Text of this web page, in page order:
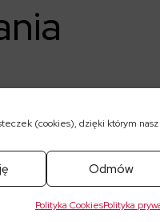
(cookies), dzięki którym
Odmów
Polityka CookiesPolityka